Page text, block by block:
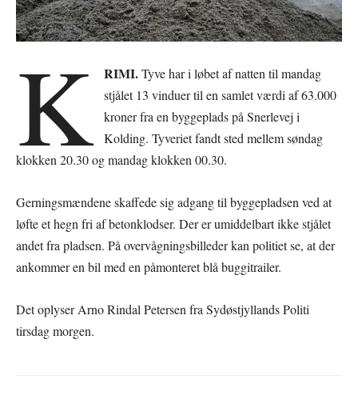
K RIMI.Tyve har i løbet af natten til mandag
stjålet 13 vinduer til en samlet værdi af 63.000
kroner fra en byggeplads på Snerlevej i
Kolding. Tyveriet fandt sted mellem søndag
klokken 20.30 og mandag klokken 00.30.
Gerningsmændene skaffede sig adgang til byggepladsen ved at
løfte et hegn fri af betonklodser. Der er umiddelbart ikke stjålet
andet fra pladsen. På overvågningsbilleder kan politiet se, at der
ankommer en bil med en påmonteret blå buggitrailer.
Det oplyser Arno Rindal Petersen fra Sydøstjyllands Politi
tirsdag morgen.